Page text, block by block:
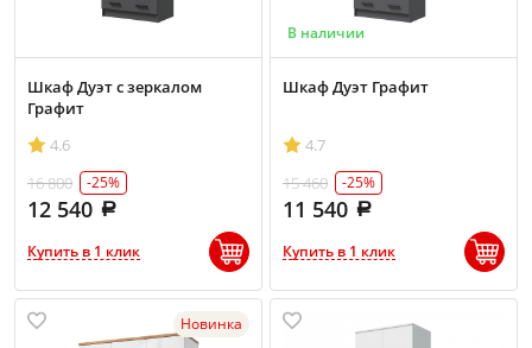
Шкаф Дуэт с зеркалом
Графит
4.6
16 800
-25%
12 540
Купить в 1 клик
В наличии
Шкаф Дуэт Графит
4.7
15 460
-25%
11 540
Купить в 1 клик
Новинка